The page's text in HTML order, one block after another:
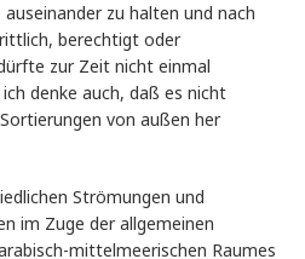
zu halten und nach
berechtigt oder
zur Zeit nicht einmal
denke auch, daß es nicht
von außen her
Strömungen und
im Zuge der allgemeinen
mittelmeerischen Raumes